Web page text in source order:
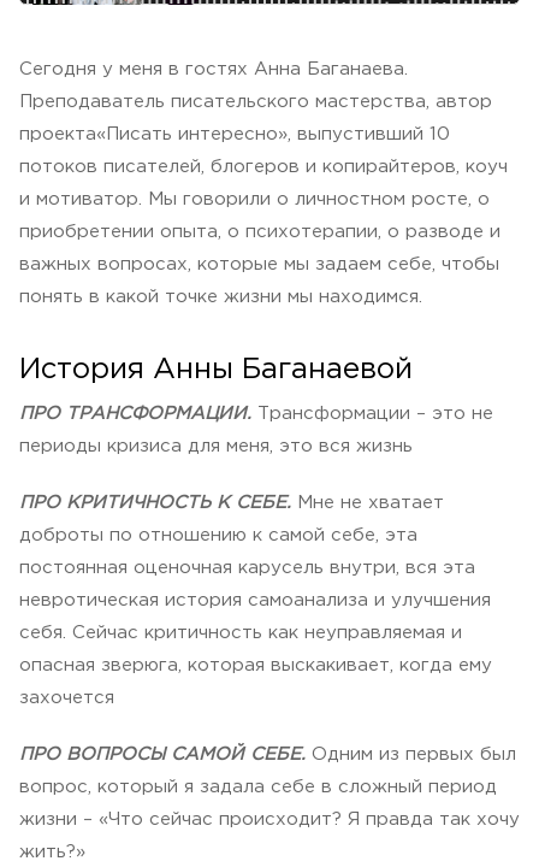
Cегодня у меня в гостях Анна Баганаева.
Преподаватель писательского мастерства, автор
проекта«Писать интересно», выпустивший 10
потоков писателей, блогеров и копирайтеров, коуч
и мотиватор. Мы говорили о личностном росте, о
приобретении опыта, о психотерапии, о разводе и
важных вопросах, которые мы задаем себе, чтобы
понять в какой точке жизни мы находимся.
История Анны Баганаевой
ПРО ТРАНСФОРМАЦИИ. Трансформации – это не
периоды кризиса для меня, это вся жизнь
ПРО КРИТИЧНОСТЬ К СЕБЕ. Мне не хватает
доброты по отношению к самой себе, эта
постоянная оценочная карусель внутри, вся эта
невротическая история самоанализа и улучшения
себя. Сейчас критичность как неуправляемая и
опасная зверюга, которая выскакивает, когда ему
захочется
ПРО ВОПРОСЫ САМОЙ СЕБЕ. Одним из первых был
вопрос, который я задала себе в сложный период
жизни – «Что сейчас происходит? Я правда так хочу
жить?»